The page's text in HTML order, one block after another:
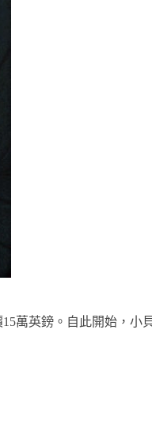
萬英鎊。自此開始，小